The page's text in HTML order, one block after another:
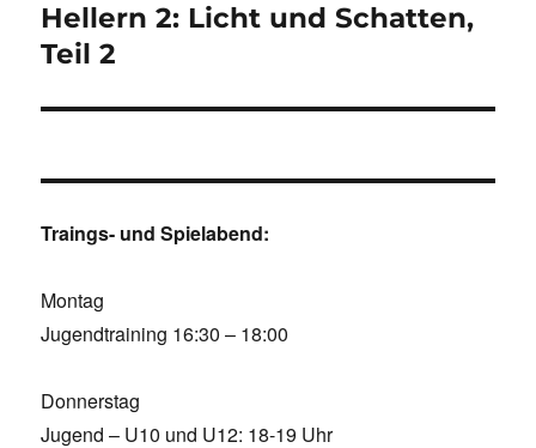
Hellern 2: Licht und Schatten,
Teil 2
Traings- und Spielabend:
Montag
Jugendtraining 16:30 – 18:00
Donnerstag
Jugend – U10 und U12: 18-19 Uhr